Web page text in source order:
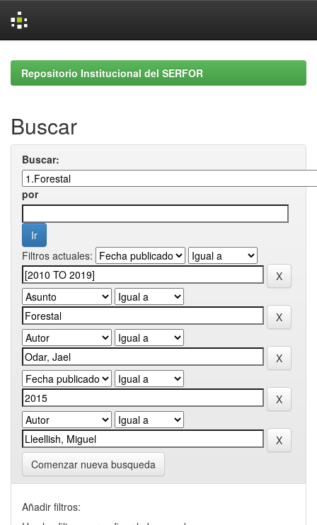
navigationRepositorio Institucional del SERFOR
Buscar
Buscar:
por
Filtros actuales:
Comenzar nueva busqueda
Añadir filtros: